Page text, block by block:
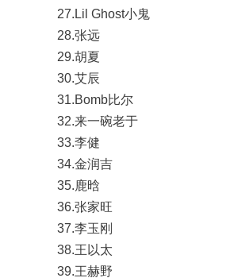
27.Lil Ghost小鬼
28.张远
29.胡夏
30.艾辰
31.Bomb比尔
32.来一碗老于
33.李健
34.金润吉
35.鹿晗
36.张家旺
37.李玉刚
38.王以太
39.王赫野